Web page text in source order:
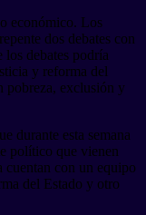
económico. Los
dos debates con
debates podría
y reforma del
pobreza, exclusión y
durante esta semana
político que vienen
cuentan con un equipo
del Estado y otro